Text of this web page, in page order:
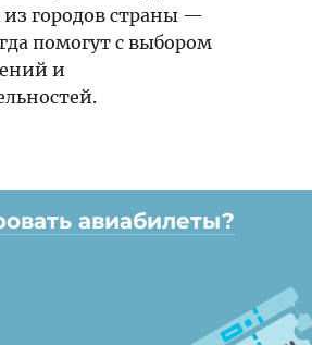
городов страны —
помогут с выбором
и
авиабилеты?